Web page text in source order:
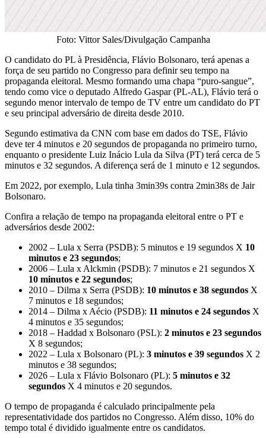
Foto: Vittor Sales/Divulgação Campanha
O candidato do PL à Presidência, Flávio Bolsonaro, terá apenas a
força de seu partido no Congresso para definir seu tempo na
propaganda eleitoral. Mesmo formando uma chapa “puro-sangue”,
tendo como vice o deputado Alfredo Gaspar (PL-AL), Flávio terá o
segundo menor intervalo de tempo de TV entre um candidato do PT
e seu principal adversário de direita desde 2010.
Segundo estimativa da CNN com base em dados do TSE, Flávio
deve ter 4 minutos e 20 segundos de propaganda no primeiro turno,
enquanto o presidente Luiz Inácio Lula da Silva (PT) terá cerca de 5
minutos e 32 segundos. A diferença será de 1 minuto e 12 segundos.
Em 2022, por exemplo, Lula tinha 3min39s contra 2min38s de Jair
Bolsonaro.
Confira a relação de tempo na propaganda eleitoral entre o PT e
adversários desde 2002:
2002 – Lula x Serra (PSDB): 5 minutos e 19 segundos X 10
minutos e 23 segundos;
2006 – Lula x Alckmin (PSDB): 7 minutos e 21 segundos X
10 minutos e 22 segundos;
2010 – Dilma x Serra (PSDB): 10 minutos e 38 segundos X
7 minutos e 18 segundos;
2014 – Dilma x Aécio (PSDB): 11 minutos e 24 segundos X
4 minutos e 35 segundos;
2018 – Haddad x Bolsonaro (PSL): 2 minutos e 23 segundos
X 8 segundos;
2022 – Lula x Bolsonaro (PL): 3 minutos e 39 segundos X 2
minutos e 38 segundos;
2026 – Lula x Flávio Bolsonaro (PL): 5 minutos e 32
segundos X 4 minutos e 20 segundos.
O tempo de propaganda é calculado principalmente pela
representatividade dos partidos no Congresso. Além disso, 10% do
tempo total é dividido igualmente entre os candidatos.